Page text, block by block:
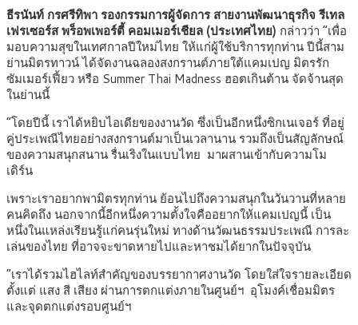
ธีรนันท์ กรศรีทิพา รองกรรมการผู้จัดการ สายงานพัฒนาธุรกิจ รีเทล
เฟรเซอร์ส พร็อพเพอร์ตี้ คอมเมอร์เชียล (ประเทศไทย) กล่าวว่า “เพื่อ
มอบความสุขในเทศกาลปีใหม่ไทย ให้แก่ผู้ใช้บริการทุกท่าน ปีนี้สาม
ย่านมิตรทาวน์ ได้จัดงานฉลองสงกรานต์ภายใต้แคมเปญ มิตรรัก
ซัมเมอร์เฟี้ยว หรือ Summer Thai Madness ฮอตเกินต้าน จัดจ้านสุด
ในย่านนี้
“โดยปีนี้ เราได้หยิบไอเดียของงานวัด ซึ่งเป็นอีกหนึ่งซิกเนเจอร์ ที่อยู่
คู่ประเพณีไทยอย่างสงกรานต์มาเป็นเวลานาน รวมถึงเป็นสัญลักษณ์
ของความสนุกสนาน รื่นเริงในแบบไทย มาผสานเข้ากับความโม
เดิร์น
เพราะเราอยากพามิตรทุกท่าน ย้อนไปถึงความสนุกในวันวานที่หลาย
คนคิดถึง นอกจากนี้อีกหนึ่งความตั้งใจคืออยากให้แคมเปญนี้ เป็น
หนึ่งในแหล่งเรียนรู้แก่คนรุ่นใหม่ ทางด้านวัฒนธรรมประเพณี การละ
เล่นของไทย ที่อาจจะขาดหายไปและหาชมได้ยากในปัจจุบัน
“เราได้รวมไฮไลท์สำคัญของบรรยากาศงานวัด โดยใส่ใจรายละเอียด
ตั้งแต่ แสง สี เสียง ผ่านการตกแต่งภายในศูนย์ฯ อุโมงค์เชื่อมมิตร
และจุดตกแต่งรอบศูนย์ฯ